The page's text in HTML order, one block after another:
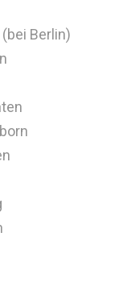
Berlin)